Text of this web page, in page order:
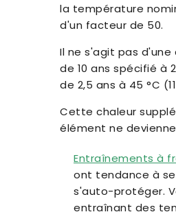
la température
d'un facteur de 50.
Il ne s'agit pas
de 10 ans spécifié à
de 2,5 ans à 45 °C
Cette chaleur
élément ne
Entraînements à
ont tendance à
s'auto-protéger.
entraînant des